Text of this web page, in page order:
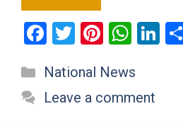
F
ce
b
T
tt
er
Pi
er
es
W
at
s
Li
Categories
National News
Leave a comment